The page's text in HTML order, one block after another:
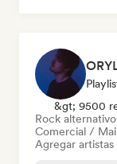
&gt; 9500
Rock alternativo
Comercial /
Agregar